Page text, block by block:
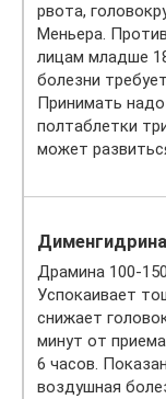
рвота,
Меньера.
лицам младше
болезни
Принимать
полтаблетки
может
Драмина 100-
Успокаивает
снижает
минут от
6 часов.
воздушная